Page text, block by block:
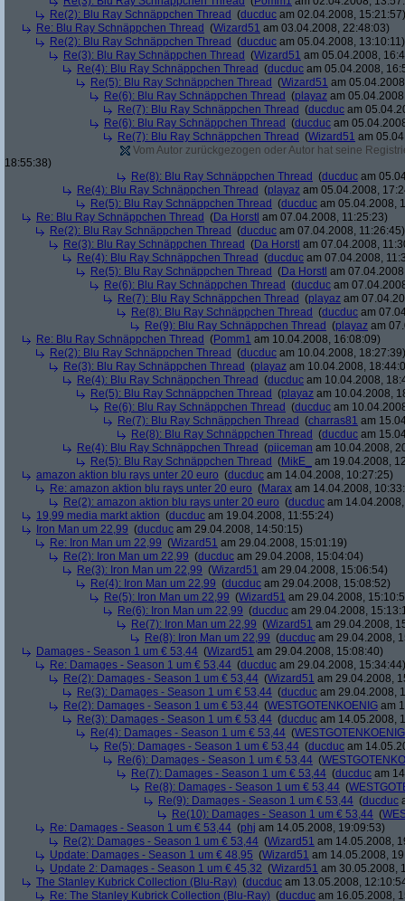
Re(2): Blu Ray Schnäppchen Thread (ducduc am 02.04.2008, 15:21:57)
Re: Blu Ray Schnäppchen Thread (Wizard51 am 03.04.2008, 22:48:03)
Re(2): Blu Ray Schnäppchen Thread (ducduc am 05.04.2008, 13:10:11)
Re(3): Blu Ray Schnäppchen Thread (Wizard51 am 05.04.2008,
Re(4): Blu Ray Schnäppchen Thread (ducduc am 05.04.2008,
Re(5): Blu Ray Schnäppchen Thread (Wizard51 am
Re(6): Blu Ray Schnäppchen Thread (playaz am
Re(7): Blu Ray Schnäppchen Thread (ducduc am
Re(6): Blu Ray Schnäppchen Thread (ducduc am
Re(7): Blu Ray Schnäppchen Thread (Wizard51 am
Vom Autor zurückgezogen oder Autor hat seine
18:55:38)
Re(8): Blu Ray Schnäppchen Thread (ducduc am
Re(4): Blu Ray Schnäppchen Thread (playaz am 05.04.2008,
Re(5): Blu Ray Schnäppchen Thread (ducduc am 05.04.2008,
Re: Blu Ray Schnäppchen Thread (Da Horstl am 07.04.2008, 11:25:23)
Re(2): Blu Ray Schnäppchen Thread (ducduc am 07.04.2008, 11:26:45)
Re(3): Blu Ray Schnäppchen Thread (Da Horstl am 07.04.2008,
Re(4): Blu Ray Schnäppchen Thread (ducduc am 07.04.2008,
Re(5): Blu Ray Schnäppchen Thread (Da Horstl am
Re(6): Blu Ray Schnäppchen Thread (ducduc am
Re(7): Blu Ray Schnäppchen Thread (playaz am
Re(8): Blu Ray Schnäppchen Thread (ducduc am
Re(9): Blu Ray Schnäppchen Thread (playaz am
Re: Blu Ray Schnäppchen Thread (Pomm1 am 10.04.2008, 16:08:09)
Re(2): Blu Ray Schnäppchen Thread (ducduc am 10.04.2008, 18:27:39)
Re(3): Blu Ray Schnäppchen Thread (playaz am 10.04.2008,
Re(4): Blu Ray Schnäppchen Thread (ducduc am 10.04.2008,
Re(5): Blu Ray Schnäppchen Thread (playaz am 10.04.2008,
Re(6): Blu Ray Schnäppchen Thread (ducduc am
Re(7): Blu Ray Schnäppchen Thread (charras81 am
Re(8): Blu Ray Schnäppchen Thread (ducduc am
Re(4): Blu Ray Schnäppchen Thread (piiceman am 10.04.2008,
Re(5): Blu Ray Schnäppchen Thread (MikE_
am 19.04.2008,
amazon aktion blu rays unter 20 euro (ducduc am 14.04.2008, 10:27:25)
Re: amazon aktion blu rays unter 20 euro (Marax am 14.04.2008,
Re(2): amazon aktion blu rays unter 20 euro (ducduc am
19,99 media markt aktion (ducduc am 19.04.2008, 11:55:24)
Iron Man um 22,99 (ducduc am 29.04.2008, 14:50:15)
Re: Iron Man um 22,99 (Wizard51 am 29.04.2008, 15:01:19)
Re(2): Iron Man um 22,99 (ducduc am 29.04.2008, 15:04:04)
Re(3): Iron Man um 22,99 (Wizard51 am 29.04.2008, 15:06:54)
Re(4): Iron Man um 22,99 (ducduc am 29.04.2008, 15:08:52)
Re(5): Iron Man um 22,99 (Wizard51 am 29.04.2008,
Re(6): Iron Man um 22,99 (ducduc am 29.04.2008,
Re(7): Iron Man um 22,99 (Wizard51 am 29.04.2008,
Re(8): Iron Man um 22,99 (ducduc am 29.04.2008,
Damages - Season 1 um € 53,44 (Wizard51 am 29.04.2008, 15:08:40)
Re: Damages - Season 1 um € 53,44 (ducduc am 29.04.2008, 15:34:44)
Re(2): Damages - Season 1 um € 53,44 (Wizard51 am 29.04.2008,
Re(3): Damages - Season 1 um € 53,44 (ducduc am 29.04.2008,
Re(2): Damages - Season 1 um € 53,44 (WESTGOTENKOENIG am
Re(3): Damages - Season 1 um € 53,44 (ducduc am 14.05.2008,
Re(4): Damages - Season 1 um € 53,44 (WESTGOTENKOENIG
Re(5): Damages - Season 1 um € 53,44 (ducduc am
Re(6): Damages - Season 1 um € 53,44 (
Re(7): Damages - Season 1 um € 53,44 (ducduc am
Re(8): Damages - Season 1 um € 53,44 (
Re(9): Damages - Season 1 um € 53,44 (ducduc
Re(10): Damages - Season 1 um € 53,44 (
Re: Damages - Season 1 um € 53,44 (phj am 14.05.2008, 19:09:53)
Re(2): Damages - Season 1 um € 53,44 (Wizard51 am 14.05.2008,
Update: Damages - Season 1 um € 48,95 (Wizard51 am 14.05.2008,
Update 2: Damages - Season 1 um € 45,32 (Wizard51 am 30.05.2008,
The Stanley Kubrick Collection (Blu-Ray) (ducduc am 13.05.2008,
Re: The Stanley Kubrick Collection (Blu-Ray) (ducduc am 16.05.2008,